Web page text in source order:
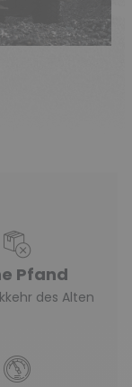
Pfand
des Alten